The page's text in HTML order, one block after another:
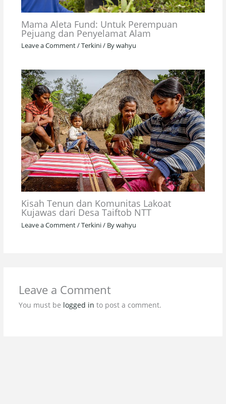
Mama Aleta Fund: Untuk Perempuan
Pejuang dan Penyelamat Alam
Leave a Comment/Terkini/ Bywahyu
Kisah Tenun dan Komunitas Lakoat
Kujawas dari Desa Taiftob NTT
Leave a Comment/Terkini/ Bywahyu
Leave a Comment
You must be logged in to post a comment.